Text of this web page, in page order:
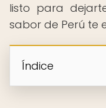
listo para
sabor de Perú te
Índice